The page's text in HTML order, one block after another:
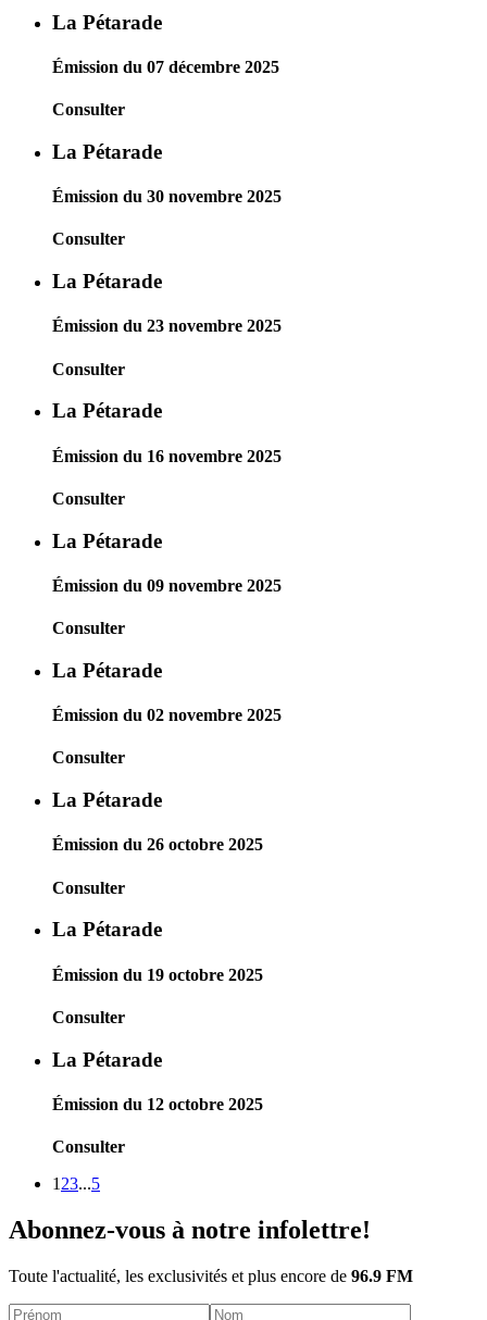
La Pétarade
Émission du 07 décembre 2025
Consulter
La Pétarade
Émission du 30 novembre 2025
Consulter
La Pétarade
Émission du 23 novembre 2025
Consulter
La Pétarade
Émission du 16 novembre 2025
Consulter
La Pétarade
Émission du 09 novembre 2025
Consulter
La Pétarade
Émission du 02 novembre 2025
Consulter
La Pétarade
Émission du 26 octobre 2025
Consulter
La Pétarade
Émission du 19 octobre 2025
Consulter
La Pétarade
Émission du 12 octobre 2025
Consulter
1 23...5
Abonnez-vous à notre infolettre!
Toute l'actualité, les exclusivités et plus encore de 96.9 FM